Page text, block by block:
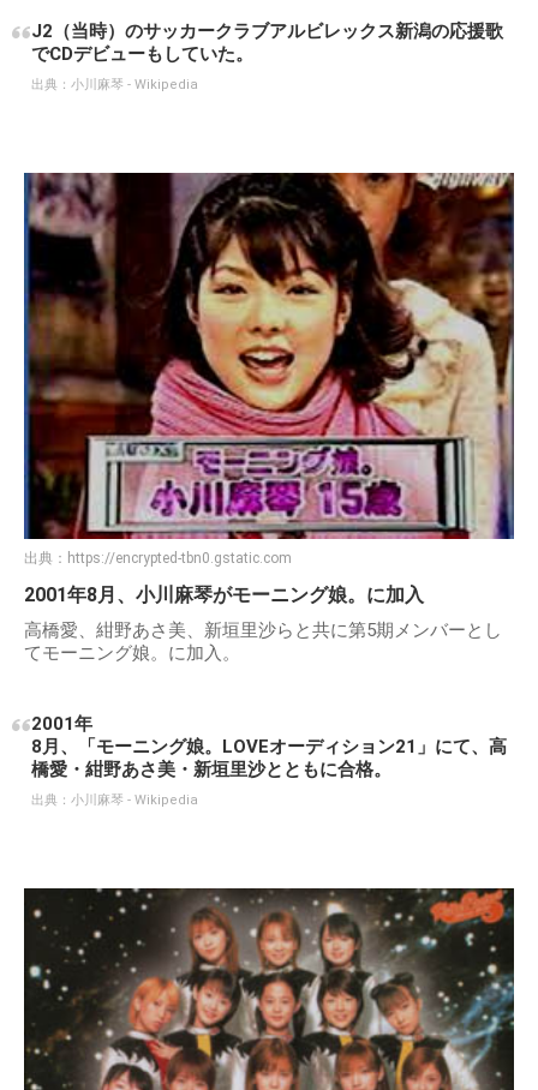
J2（当時）のサッカークラブアルビレックス新潟の応援歌
でCDデビューもしていた。
出典： 小川麻琴 - Wikipedia
出典： https://encrypted-tbn0.gstatic.com
2001年8月、小川麻琴がモーニング娘。に加入
高橋愛、紺野あさ美、新垣里沙らと共に第5期メンバーとし
てモーニング娘。に加入。
2001年
8月、「モーニング娘。LOVEオーディション21」にて、高
橋愛・紺野あさ美・新垣里沙とともに合格。
出典： 小川麻琴 - Wikipedia